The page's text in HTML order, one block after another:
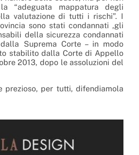
“adeguata mappatura degli
valutazione di tutti i rischi”. I
sono stati condannati ,gli
della sicurezza condannati
Suprema Corte – in modo
stabilito dalla Corte di Appello
2013, dopo le assoluzioni del
prezioso, per tutti, difendiamola